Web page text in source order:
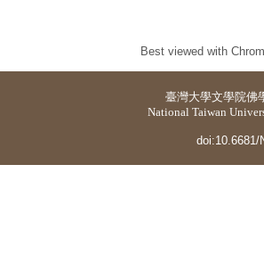
Best viewed with
臺灣大學文學院佛
National Taiwan
doi:10.6681/